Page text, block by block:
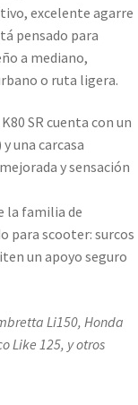
excelente agarre
pensado para
a mediano,
o ruta ligera.
SR cuenta con un
una carcasa
y sensación
la familia de
para scooter: surcos
un apoyo seguro
Li150, Honda
Like 125, y otros